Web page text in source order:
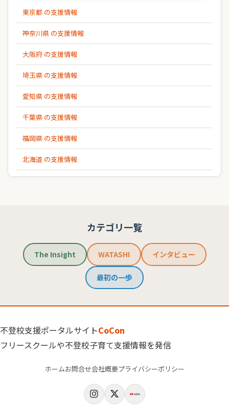
東京都 の支援情報
神奈川県 の支援情報
大阪府 の支援情報
埼玉県 の支援情報
愛知県 の支援情報
千葉県 の支援情報
福岡県 の支援情報
北海道 の支援情報
カテゴリ一覧
The Insight WATASHI インタビュー
最初の一歩
不登校支援ポータルサイトCoCon
フリースクールや不登校子育て支援情報を発信
ホームお問合せ会社概要プライバシーポリシー